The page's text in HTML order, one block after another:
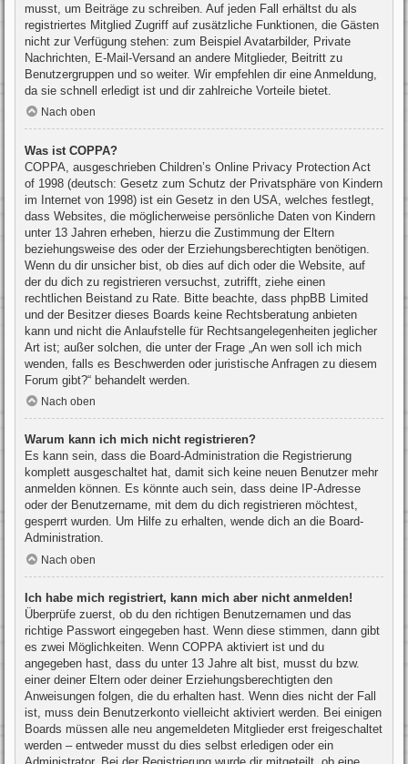
musst, um Beiträge zu schreiben. Auf jeden Fall erhältst du als
registriertes Mitglied Zugriff auf zusätzliche Funktionen, die Gästen
nicht zur Verfügung stehen: zum Beispiel Avatarbilder, Private
Nachrichten, E-Mail-Versand an andere Mitglieder, Beitritt zu
Benutzergruppen und so weiter. Wir empfehlen dir eine Anmeldung,
da sie schnell erledigt ist und dir zahlreiche Vorteile bietet.
Nach oben
Was ist COPPA?
COPPA, ausgeschrieben Children’s Online Privacy Protection Act
of 1998 (deutsch: Gesetz zum Schutz der Privatsphäre von Kindern
im Internet von 1998) ist ein Gesetz in den USA, welches festlegt,
dass Websites, die möglicherweise persönliche Daten von Kindern
unter 13 Jahren erheben, hierzu die Zustimmung der Eltern
beziehungsweise des oder der Erziehungsberechtigten benötigen.
Wenn du dir unsicher bist, ob dies auf dich oder die Website, auf
der du dich zu registrieren versuchst, zutrifft, ziehe einen
rechtlichen Beistand zu Rate. Bitte beachte, dass phpBB Limited
und der Besitzer dieses Boards keine Rechtsberatung anbieten
kann und nicht die Anlaufstelle für Rechtsangelegenheiten jeglicher
Art ist; außer solchen, die unter der Frage „An wen soll ich mich
wenden, falls es Beschwerden oder juristische Anfragen zu diesem
Forum gibt?“ behandelt werden.
Nach oben
Warum kann ich mich nicht registrieren?
Es kann sein, dass die Board-Administration die Registrierung
komplett ausgeschaltet hat, damit sich keine neuen Benutzer mehr
anmelden können. Es könnte auch sein, dass deine IP-Adresse
oder der Benutzername, mit dem du dich registrieren möchtest,
gesperrt wurden. Um Hilfe zu erhalten, wende dich an die Board-
Administration.
Nach oben
Ich habe mich registriert, kann mich aber nicht anmelden!
Überprüfe zuerst, ob du den richtigen Benutzernamen und das
richtige Passwort eingegeben hast. Wenn diese stimmen, dann gibt
es zwei Möglichkeiten. Wenn COPPA aktiviert ist und du
angegeben hast, dass du unter 13 Jahre alt bist, musst du bzw.
einer deiner Eltern oder deiner Erziehungsberechtigten den
Anweisungen folgen, die du erhalten hast. Wenn dies nicht der Fall
ist, muss dein Benutzerkonto vielleicht aktiviert werden. Bei einigen
Boards müssen alle neu angemeldeten Mitglieder erst freigeschaltet
werden – entweder musst du dies selbst erledigen oder ein